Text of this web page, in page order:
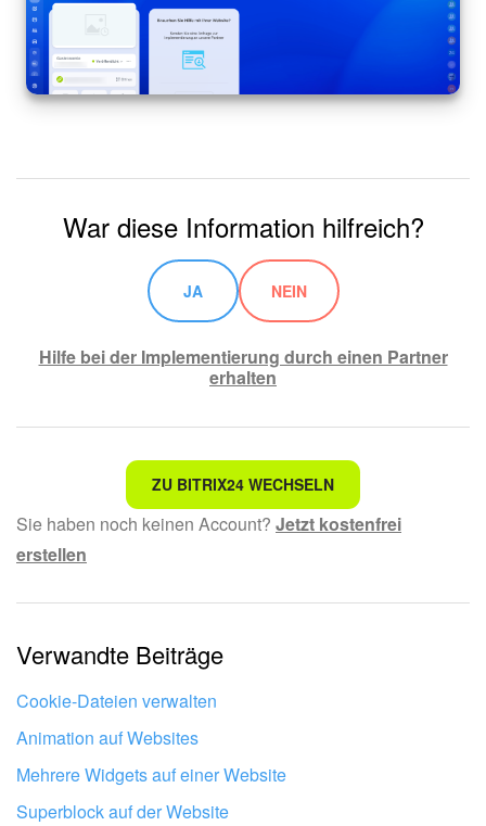
War diese Information hilfreich?
JA NEIN
Hilfe bei der Implementierung durch einen Partner
erhalten
Nicht das, wonach ich suche.
Kompliziert und unverständlich formuliert.
Mir gefällt nicht, wie das Tool funktioniert.
ZU BITRIX24 WECHSELN
Sie haben noch keinen Account? Jetzt kostenfrei
erstellen
Verwandte Beiträge
Cookie-Dateien verwalten
Animation auf Websites
Mehrere Widgets auf einer Website
Superblock auf der Website